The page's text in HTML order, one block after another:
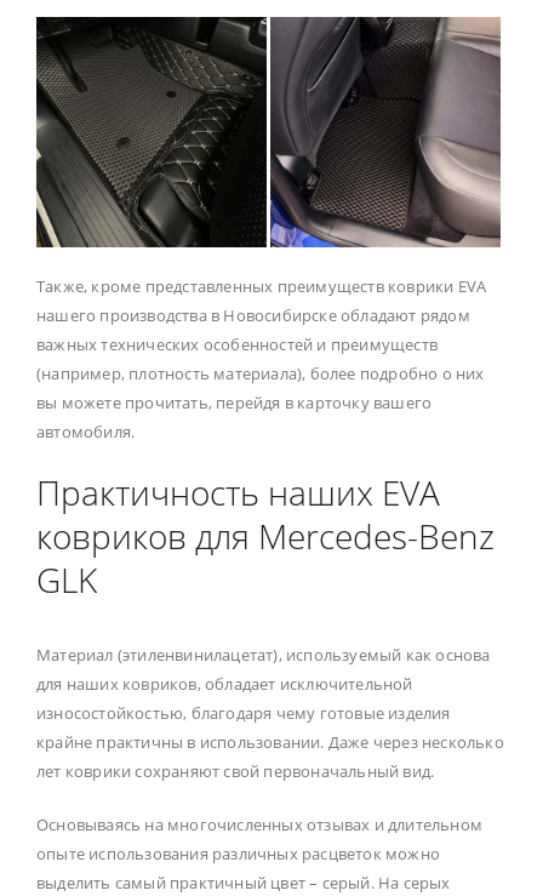
Также, кроме представленных преимуществ коврики EVA
нашего производства в Новосибирске обладают рядом
важных технических особенностей и преимуществ
(например, плотность материала), более подробно о них
вы можете прочитать, перейдя в карточку вашего
автомобиля.
Практичность наших EVA
ковриков для Mercedes-Benz
GLK
Материал (этиленвинилацетат), используемый как основа
для наших ковриков, обладает исключительной
износостойкостью, благодаря чему готовые изделия
крайне практичны в использовании. Даже через несколько
лет коврики сохраняют свой первоначальный вид.
Основываясь на многочисленных отзывах и длительном
опыте использования различных расцветок можно
выделить самый практичный цвет – серый. На серых